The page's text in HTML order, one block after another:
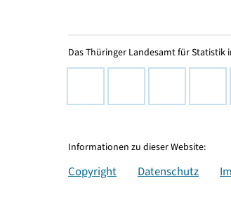
Das Thüringer Landesamt für Statistik
Informationen zu dieser Website:
Copyright Datenschutz